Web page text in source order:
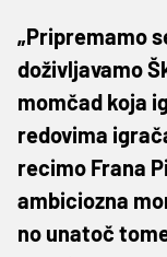
„Pripremamo
doživljavamo
momčad koja
redovima
recimo Frana
ambiciozna
no unatoč